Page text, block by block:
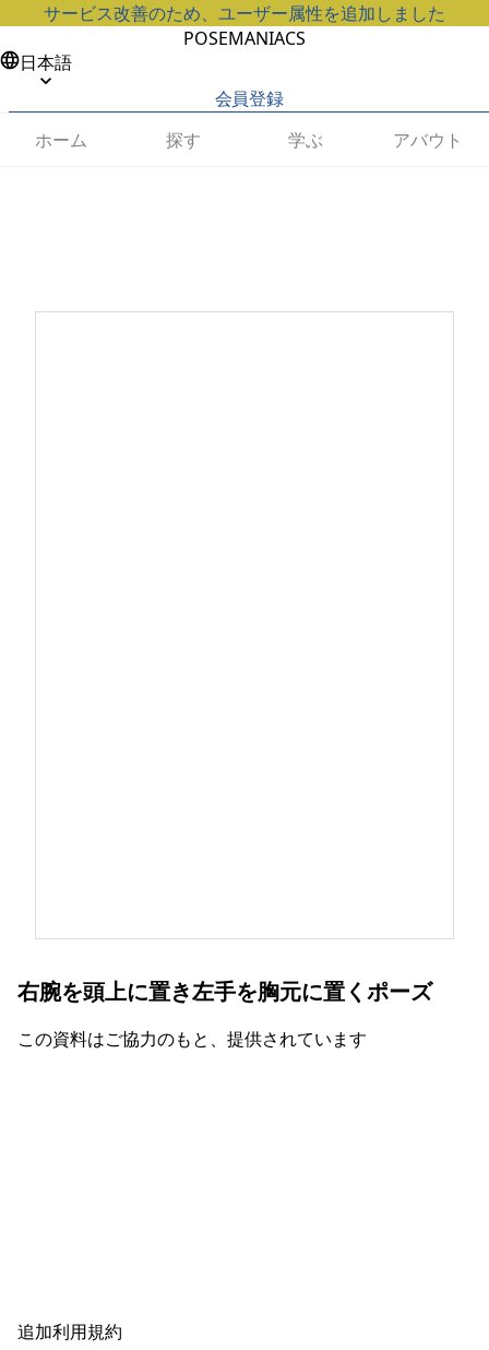
サービス改善のため、ユーザー属性を追加しました
POSEMANIACS
日本語
会員登録
ホーム
探す 学ぶ アバウト
右腕を頭上に置き左手を胸元に置くポーズ
この資料はご協力のもと、提供されています
追加利用規約